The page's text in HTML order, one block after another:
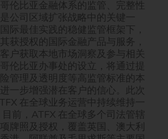
伦比亚金融体系的监管、完整性
公司区域扩张战略中的关键一
际最佳实践的稳健监管框架下，
获授权的国际金融产品与服务，
户获取本地市场洞察及参与相关
伦比亚办事处的设立，将通过提
管理及透明度等高监管标准的本
一步增强潜在客户的信心。此次
在全球业务运营中持续维持一
前，ATFX 在全球多个司法管辖
牌照及授权，覆盖英国、澳大利